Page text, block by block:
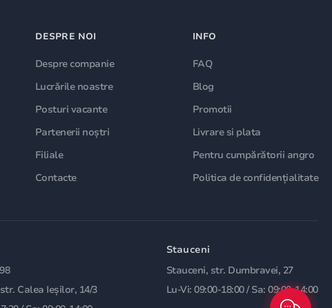
DESPRE NOI
Despre companie
Lucrările noastre
Posturi vacante
Partenerii noștri
Filiale
Contacte
INFO
FAQ
Blog
Promotii
Livrare si plata
Pentru cumpărătorii angro
Politica de confidențialitate
Calea Ieșilor, 14/3
Stauceni
Stauceni, str. Dumbravei, 27
Lu-Vi: 09:00-18:00 / Sa: 09:00-14:00